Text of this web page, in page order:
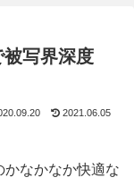
写界深度
2021.06.05
かなかなか快適な